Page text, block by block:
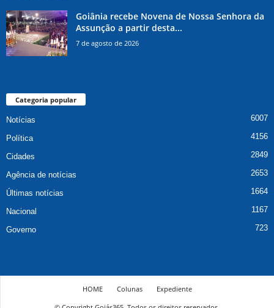
Goiânia recebe Novena de Nossa Senhora da
Assunção a partir desta...
7 de agosto de 2026
Categoria popular
Notícias 6007
Política 4156
Cidades 2849
Agência de notícias 2653
Últimas notícias 1664
Nacional 1167
Governo 723
HOME Colunas
Expediente